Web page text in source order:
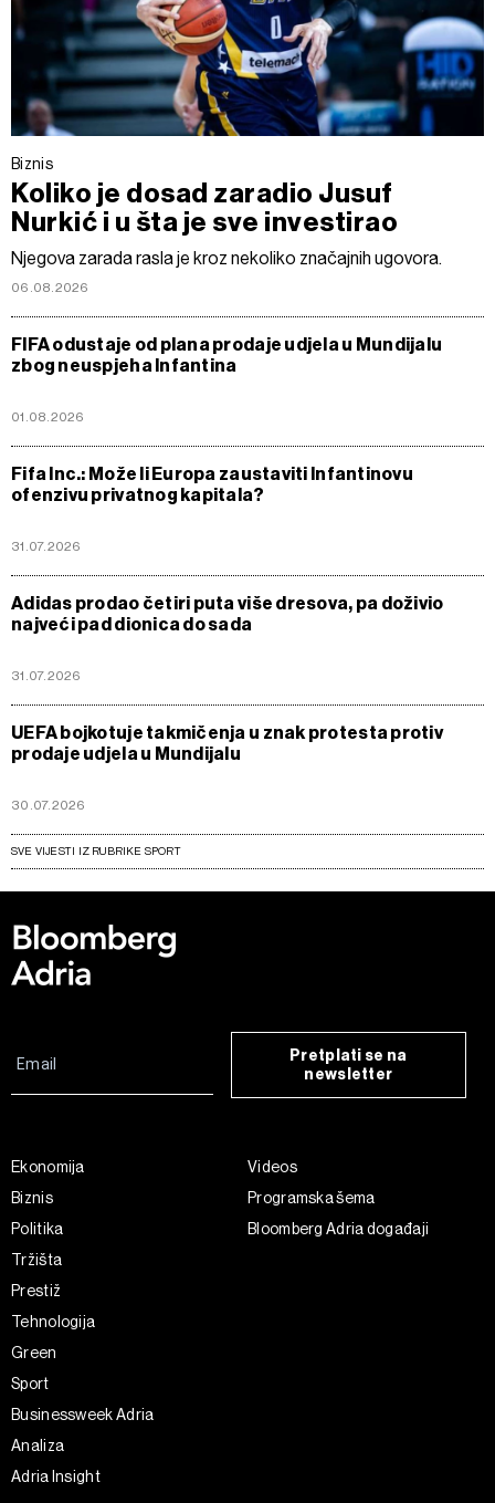
Biznis
Koliko je dosad zaradio Jusuf
Nurkić i u šta je sve investirao
Njegova zarada rasla je kroz nekoliko značajnih ugovora.
06.08.2026
FIFA odustaje od plana prodaje udjela u Mundijalu
zbog neuspjeha Infantina
01.08.2026
Fifa Inc.: Može li Europa zaustaviti Infantinovu
ofenzivu privatnog kapitala?
31.07.2026
Adidas prodao četiri puta više dresova, pa doživio
najveći pad dionica do sada
31.07.2026
UEFA bojkotuje takmičenja u znak protesta protiv
prodaje udjela u Mundijalu
30.07.2026
SVE VIJESTI IZ RUBRIKE SPORT
Pretplati se na
newsletter
Ekonomija
Biznis
Politika
Tržišta
Prestiž
Tehnologija
Green
Sport
Businessweek Adria
Analiza
Adria Insight
Videos
Programska šema
Bloomberg Adria događaji